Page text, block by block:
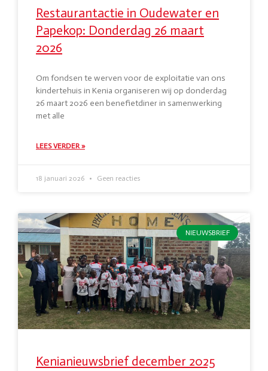
Restaurantactie in Oudewater en
Papekop: Donderdag 26 maart
2026
Om fondsen te werven voor de exploitatie van ons
kindertehuis in Kenia organiseren wij op donderdag
26 maart 2026 een benefietdiner in samenwerking
met alle
LEES VERDER »
18 januari 2026 Geen reacties
NIEUWSBRIEF
Kenianieuwsbrief december 2025